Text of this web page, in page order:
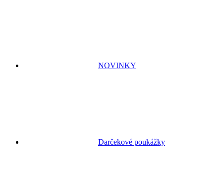
NOVINKY
Darčekové poukážky